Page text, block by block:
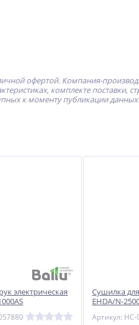
офертой. Компания-
комплекте поставки,
к моменту публикации данных.
электрическая
Cушилка
EHDA/N-
Артикул: НС-